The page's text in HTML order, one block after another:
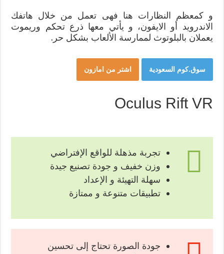
و كمعظم النظارات هنا فهى تعمل من خلال هاتفك
الاندرويد أو الايفون، و يأتي معها ذرع تحكم وريموت
يعملان بالبلوتوث لممارسة الألعاب بشكل حر.
سوق.كوم السعودية اشتر من امازون
Oculus Rift VR
تجربة مذهلة للواقع الإفتراضي
وزن خفيف و جودة تصنيع جيدة
سهلة التهيئة و الإعداد
تطبيقات متنوعة و ممتازة
جودة الصورة تحتاج إلى تحسين